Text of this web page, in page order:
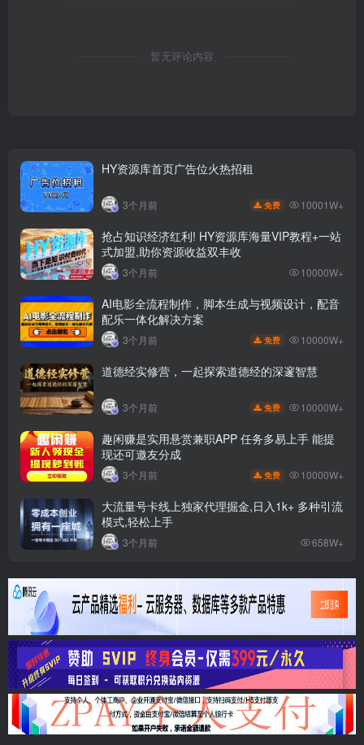
暂无评论内容
HY资源库首页广告位火热招租
3个月前 免费 10001W+
抢占知识经济红利! HY资源库海量VIP教程+一站
式加盟,助你资源收益双丰收
3个月前 10000W+
AI电影全流程制作，脚本生成与视频设计，配音
配乐一体化解决方案
3个月前 免费 10000W+
道德经实修营，一起探索道德经的深邃智慧
3个月前 免费 10000W+
趣闲赚是实用悬赏兼职APP 任务多易上手 能提
现还可邀友分成
3个月前 免费 10000W+
大流量号卡线上独家代理掘金,日入1k+ 多种引流
模式,轻松上手
3个月前 658W+